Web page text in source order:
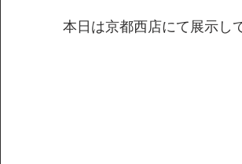
本日は京都西店にて展示し